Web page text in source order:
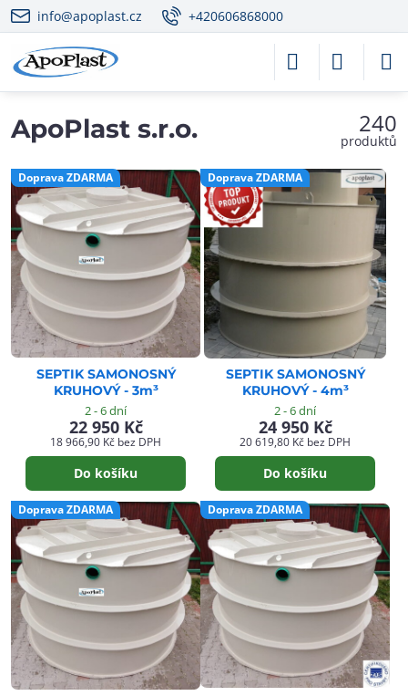
info@apoplast.cz +420606868000
ApoPlast s.r.o. 240
produktů
Doprava ZDARMA
SEPTIK SAMONOSNÝ
KRUHOVÝ - 3m³
2 - 6 dní
22 950 Kč
18 966,90 Kč bez DPH
Do košíku
Doprava ZDARMA
SEPTIK SAMONOSNÝ
KRUHOVÝ - 4m³
2 - 6 dní
24 950 Kč
20 619,80 Kč bez DPH
Do košíku
Doprava ZDARMA Doprava ZDARMA